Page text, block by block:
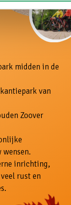
midden in de
van
Zoover
wensen.
inrichting,
rust en